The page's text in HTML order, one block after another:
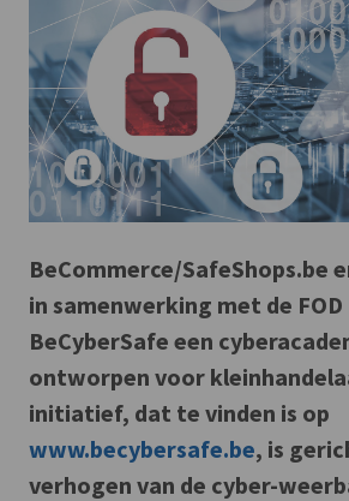
BeCommerce/SafeShops.be
in samenwerking met de FOD
BeCyberSafe een
ontworpen voor
initiatief, dat te vinden is op
www.becybersafe.be, is
verhogen van de cyber-